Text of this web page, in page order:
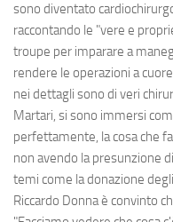
sono diventato
raccontando le "vere e
troupe per imparare a
rendere le operazioni a
nei dettagli sono di veri
Martari, si sono immersi
perfettamente, la cosa che
non avendo la presunzione
temi come la donazione
Riccardo Donna è convinto